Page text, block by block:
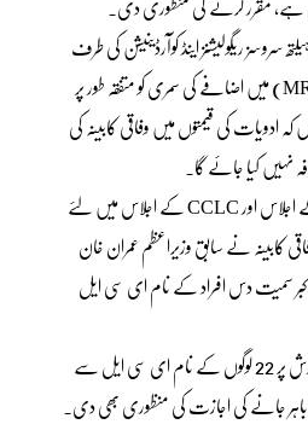
سروسز ریگولیشنز اینڈ کوآرڈینیشن کی طرف
سے 35 ادویات کی قیمتوں (MRP) میں اضافے کی سمری کو متفقہ طور پر
کہ ادویات کی قیمتوں میں وفاقی کابینہ کی
نہیں کیا جائے گا۔
وفاقی کابینہ نے ای سی سی کے اجلاس اور CCLC کے اجلاس میں لئے
کابینہ نے سابق وزیراعظم عمران خان
سمیت دس افراد کے نام ای سی ایل
کابینہ نے وزارتِ داخلہ کی سفارش پر 22 لوگوں کے نام ای سی ایل سے